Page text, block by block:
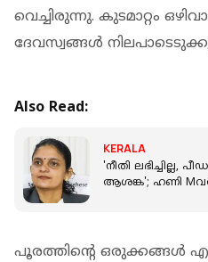
വെച്ചിരുന്നു. കുടമാറ്റം
ദേവസ്വങ്ങള്‍
Also Read:
KERALA
'നീതി ലഭിച്ചില്ല,
ആശങ്ക'; ഹണി
പൂരത്തിന്റെ ഒരുക്കങ്ങള്‍